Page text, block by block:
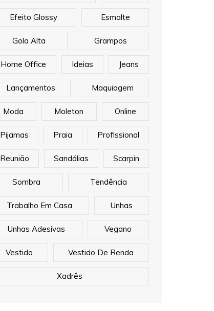
Efeito Glossy Esmalte
Gola Alta Grampos
Home Office Ideias Jeans
Lançamentos Maquiagem
Moda Moleton Online
Pijamas Praia Profissional
Reunião Sandálias Scarpin
Sombra Tendência
Trabalho Em Casa Unhas
Unhas Adesivas Vegano
Vestido Vestido De Renda
Xadrês